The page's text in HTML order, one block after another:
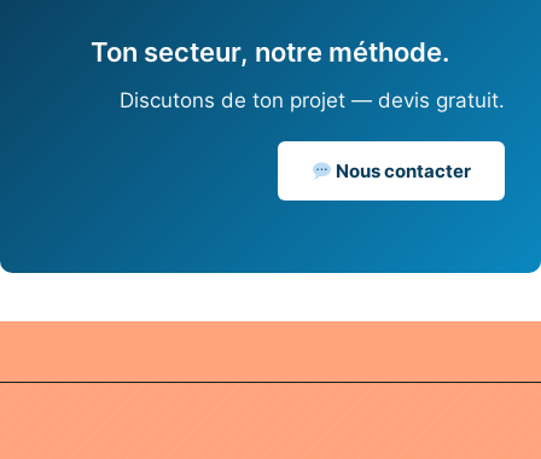
Ton secteur, notre méthode.
Discutons de ton projet — devis gratuit.
Nous contacter